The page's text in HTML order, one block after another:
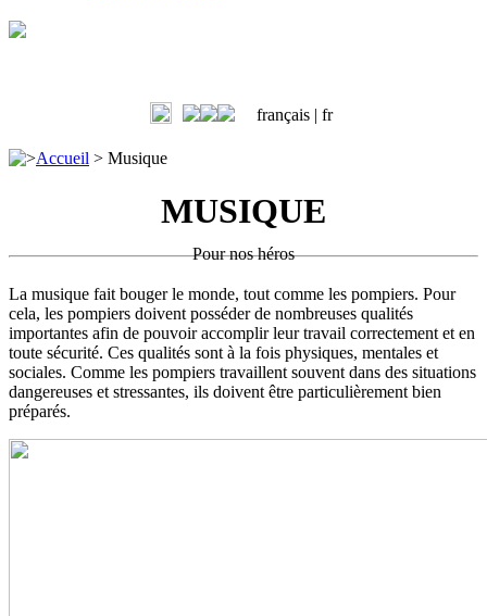
français | fr
>Accueil > Musique
MUSIQUE
Pour nos héros
La musique fait bouger le monde, tout comme les pompiers. Pour
cela, les pompiers doivent posséder de nombreuses qualités
importantes afin de pouvoir accomplir leur travail correctement et en
toute sécurité. Ces qualités sont à la fois physiques, mentales et
sociales. Comme les pompiers travaillent souvent dans des situations
dangereuses et stressantes, ils doivent être particulièrement bien
préparés.